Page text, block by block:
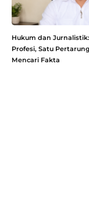
Hukum dan
Profesi, Satu
Mencari Fakta